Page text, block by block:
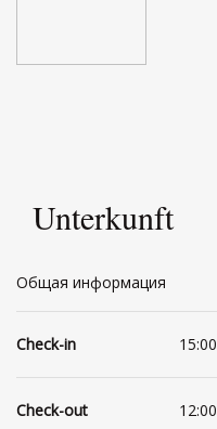
Unterkunft
Общая информация
Check-in 15:00
Check-out 12:00